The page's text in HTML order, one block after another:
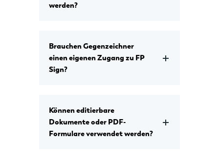
werden?
Brauchen Gegenzeichner
einen eigenen Zugang zu FP
Sign?
Können editierbare
Dokumente oder PDF-
Formulare verwendet werden?